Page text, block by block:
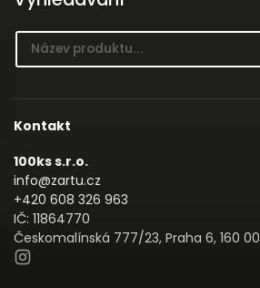
Kontakt
100ks s.r.o.
info@zartu.cz
+420 608 326 963
IČ: 11864770
Českomalínská 777/23, Praha 6, 160 00